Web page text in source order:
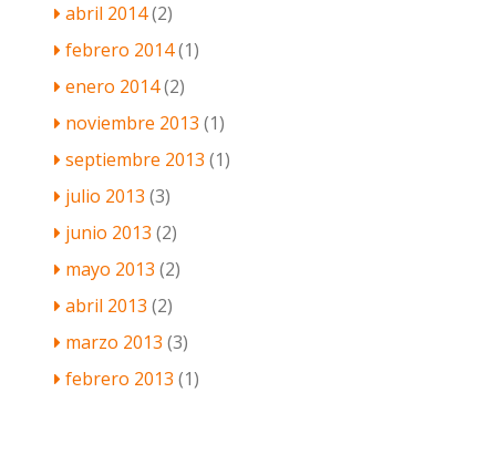
abril 2014(2)
febrero 2014(1)
enero 2014(2)
noviembre 2013 (1)
septiembre 2013 (1)
julio 2013 (3)
junio 2013 (2)
mayo 2013 (2)
abril 2013 (2)
marzo 2013 (3)
febrero 2013 (1)